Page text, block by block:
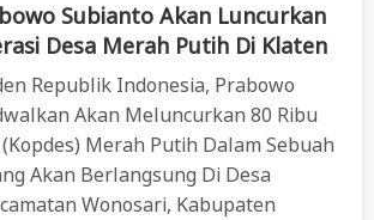
Subianto Akan Luncurkan
Desa Merah Putih Di Klaten
Republik Indonesia, Prabowo
Akan Meluncurkan 80 Ribu
Merah Putih Dalam Sebuah
Akan Berlangsung Di Desa
Wonosari, Kabupaten